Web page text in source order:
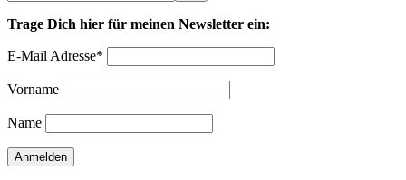
Trage Dich hier für meinen Newsletter ein:
E-Mail Adresse*
Vorname
Name